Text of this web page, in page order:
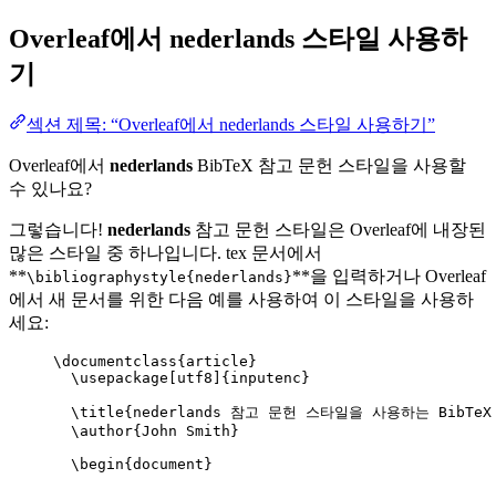
Overleaf에서 nederlands 스타일 사용하
기
섹션 제목: “Overleaf에서 nederlands 스타일 사용하기”
Overleaf에서 nederlands BibTeX 참고 문헌 스타일을 사용할
수 있나요?
그렇습니다! nederlands 참고 문헌 스타일은 Overleaf에 내장된
많은 스타일 중 하나입니다. tex 문서에서
**\bibliographystyle{nederlands}**을 입력하거나 Overleaf
에서 새 문서를 위한 다음 예를 사용하여 이 스타일을 사용하
세요:
\documentclass{ article }
\usepackage
utf8 ]{ inputenc }
\title{nederlands 참고 문헌 스타일을 사용하는
\author{John Smith}
\begin{ document }